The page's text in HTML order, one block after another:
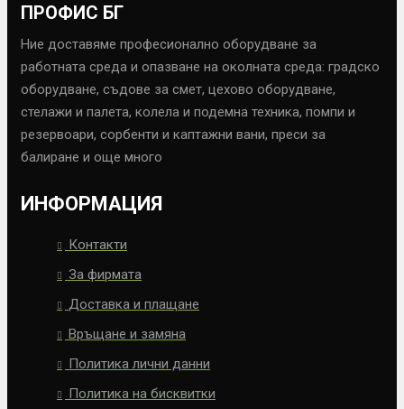
ПРОФИС БГ
Ние доставяме професионално оборудване за
работната среда и опазване на околната среда: градско
оборудване, съдове за смет, цехово оборудване,
стелажи и палета, колела и подемна техника, помпи и
резервоари, сорбенти и каптажни вани, преси за
балиране и още много
ИНФОРМАЦИЯ
Контакти
За фирмата
Доставка и плащане
Връщане и замяна
Политика лични данни
Политика на бисквитки